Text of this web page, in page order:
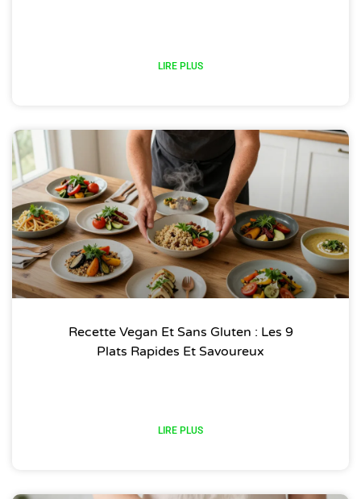
LIRE PLUS
Recette Vegan Et Sans Gluten : Les 9
Plats Rapides Et Savoureux
LIRE PLUS